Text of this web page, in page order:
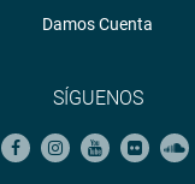
Damos Cuenta
SÍGUENOS